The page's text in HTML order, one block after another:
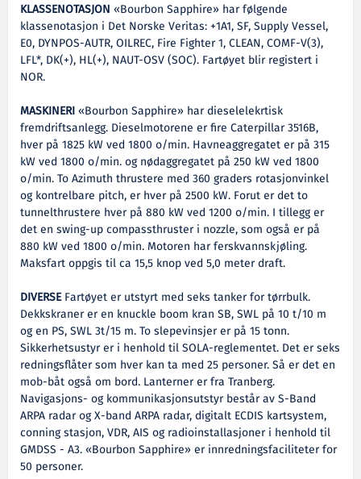
KLASSENOTASJON «Bourbon Sapphire» har følgende
klassenotasjon i Det Norske Veritas: +1A1, SF, Supply Vessel,
E0, DYNPOS-AUTR, OILREC, Fire Fighter 1, CLEAN, COMF-V(3),
LFL*, DK(+), HL(+), NAUT-OSV (SOC). Fartøyet blir registert i
NOR.
MASKINERI«Bourbon Sapphire» har dieselelekrtisk
fremdriftsanlegg. Dieselmotorene er fire Caterpillar 3516B,
hver på 1825 kW ved 1800 o/min. Havneaggregatet er på 315
kW ved 1800 o/min. og nødaggregatet på 250 kW ved 1800
o/min. To Azimuth thrustere med 360 graders rotasjonvinkel
og kontrelbare pitch, er hver på 2500 kW. Forut er det to
tunnelthrustere hver på 880 kW ved 1200 o/min. I tillegg er
det en swing-up compassthruster i nozzle, som også er på
880 kW ved 1800 o/min. Motoren har ferskvannskjøling.
Maksfart oppgis til ca 15,5 knop ved 5,0 meter draft.
DIVERSEFartøyet er utstyrt med seks tanker for tørrbulk.
Dekkskraner er en knuckle boom kran SB, SWL på 10 t/10 m
og en PS, SWL 3t/15 m. To slepevinsjer er på 15 tonn.
Sikkerhetsustyr er i henhold til SOLA-reglementet. Det er seks
redningsflåter som hver kan ta med 25 personer. Så er det en
mob-båt også om bord. Lanterner er fra Tranberg.
Navigasjons- og kommunikasjonsutstyr består av S-Band
ARPA radar og X-band ARPA radar, digitalt ECDIS kartsystem,
conning stasjon, VDR, AIS og radioinstallasjoner i henhold til
GMDSS - A3. «Bourbon Sapphire» er innredningsfaciliteter for
50 personer.